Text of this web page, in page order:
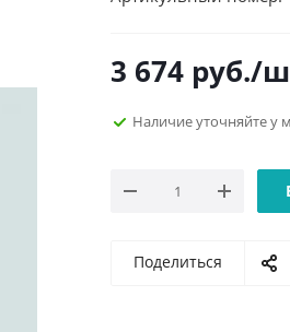
3 674 руб./
Наличие уточняйте у
Поделиться